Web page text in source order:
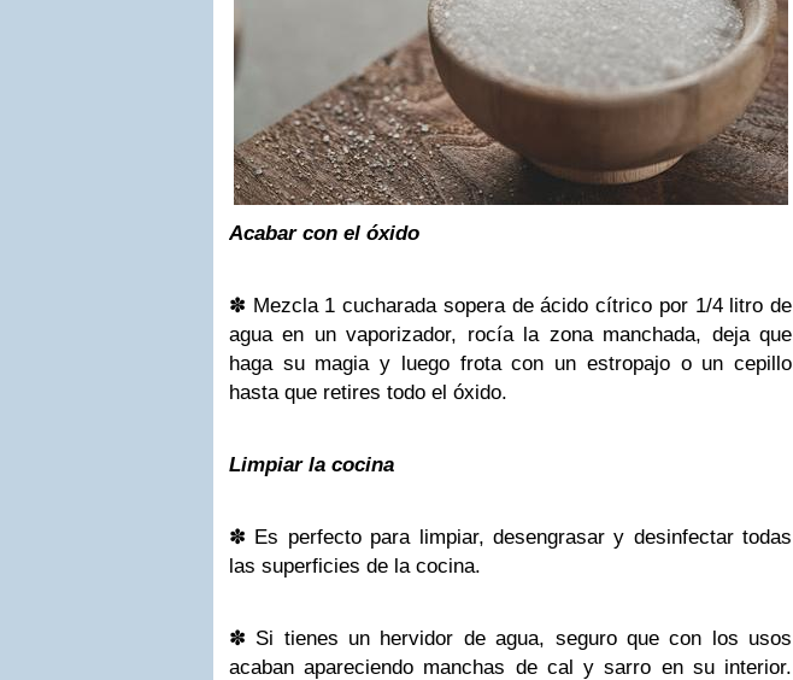
Acabar con el óxido
✽ Mezcla 1 cucharada sopera de ácido cítrico por 1/4 litro de
agua en un vaporizador, rocía la zona manchada, deja que
haga su magia y luego frota con un estropajo o un cepillo
hasta que retires todo el óxido.
Limpiar la cocina
✽ Es perfecto para limpiar, desengrasar y desinfectar todas
las superficies de la cocina.
✽ Si tienes un hervidor de agua, seguro que con los usos
acaban apareciendo manchas de cal y sarro en su interior.